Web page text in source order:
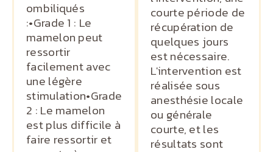
ombiliqués
:•Grade 1 : Le
mamelon peut
ressortir
facilement avec
une légère
stimulation•Grade
2 : Le mamelon
est plus difficile à
faire ressortir et
courte période de
récupération de
quelques jours
est nécessaire.
L'intervention est
réalisée sous
anesthésie locale
ou générale
courte, et les
résultats sont